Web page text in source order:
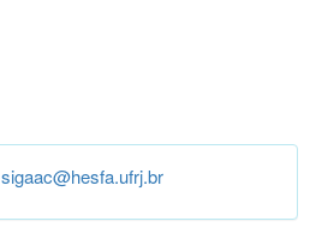
sigaac@hesfa.ufrj.br